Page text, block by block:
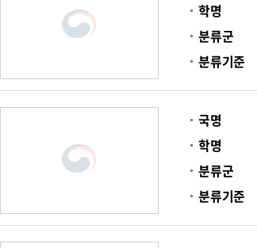
학명
분류군
분류기준
국명
학명
분류군
분류기준